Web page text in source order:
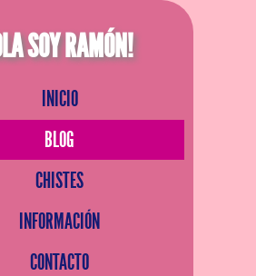
SOY RAMÓN!
INICIO
BLOG
CHISTES
INFORMACIÓN
CONTACTO